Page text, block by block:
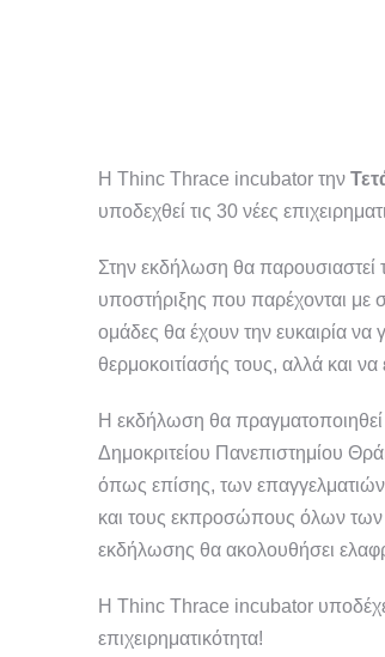
Η Thinc Thrace incubator την
υποδεχθεί τις 30 νέες
Στην εκδήλωση θα παρουσιαστεί
υποστήριξης που παρέχονται με
ομάδες θα έχουν την ευκαιρία
θερμοκοιτίασής τους, αλλά και
Η εκδήλωση θα πραγματοποιηθεί
Δημοκριτείου Πανεπιστημίου
όπως επίσης, των
και τους εκπροσώπους όλων των
εκδήλωσης θα ακολουθήσει
Η Thinc Thrace incubator
επιχειρηματικότητα!